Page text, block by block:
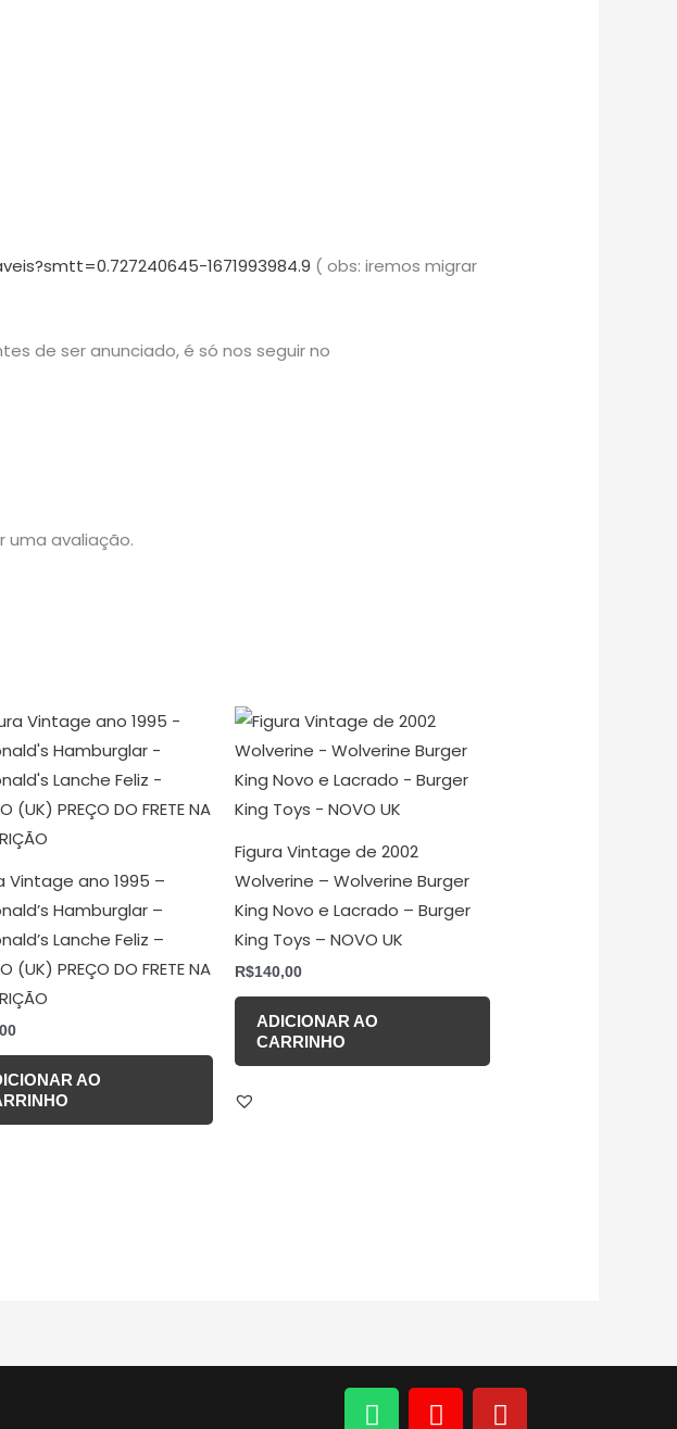
1671993984.9 ( obs: iremos migrar
de ser anunciado, é só nos seguir no
avaliação.
Vintage ano 1995 –
Hamburglar –
Lanche Feliz –
(UK) PREÇO DO FRETE NA
AO
Figura Vintage de 2002
Wolverine – Wolverine Burger
King Novo e Lacrado – Burger
King Toys – NOVO UK
R$140,00
ADICIONAR AO
CARRINHO
W I Y